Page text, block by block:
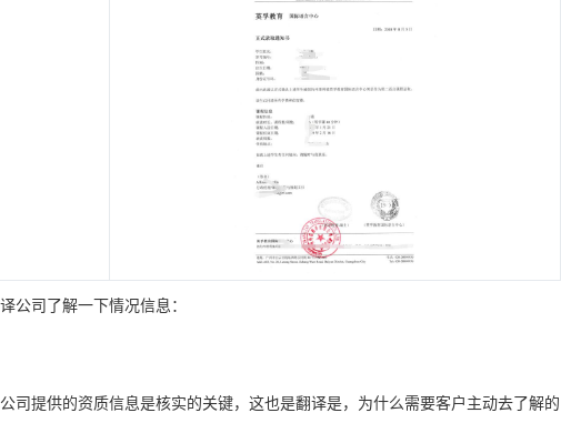
公司了解一下情况信息：
司提供的资质信息是核实的关键，这也是翻译是，为什么需要客户主动去了解的